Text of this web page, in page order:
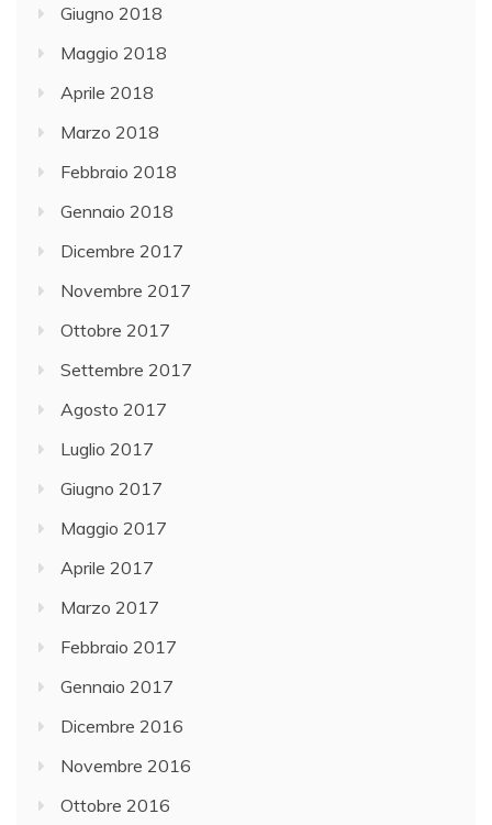
Giugno 2018
Maggio 2018
Aprile 2018
Marzo 2018
Febbraio 2018
Gennaio 2018
Dicembre 2017
Novembre 2017
Ottobre 2017
Settembre 2017
Agosto 2017
Luglio 2017
Giugno 2017
Maggio 2017
Aprile 2017
Marzo 2017
Febbraio 2017
Gennaio 2017
Dicembre 2016
Novembre 2016
Ottobre 2016